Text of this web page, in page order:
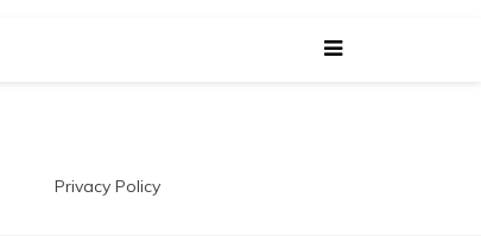
Privacy Policy